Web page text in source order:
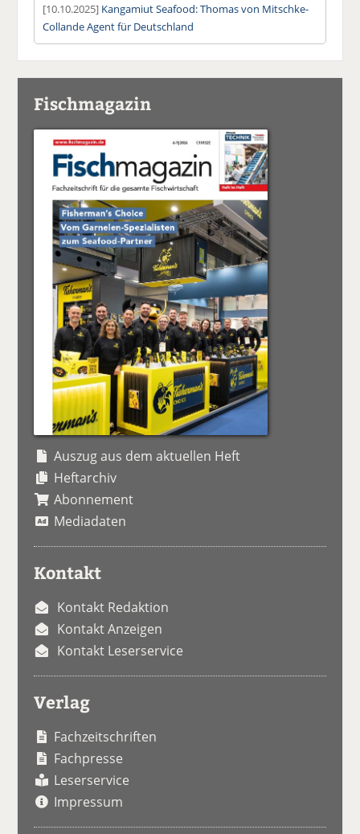
[10.10.2025] Kangamiut Seafood: Thomas von Mitschke-
Collande Agent für Deutschland
Fischmagazin
Auszug aus dem aktuellen Heft
Heftarchiv
Abonnement
Mediadaten
Kontakt
Kontakt Redaktion
Kontakt Anzeigen
Kontakt Leserservice
Verlag
Fachzeitschriften
Fachpresse
Leserservice
Impressum